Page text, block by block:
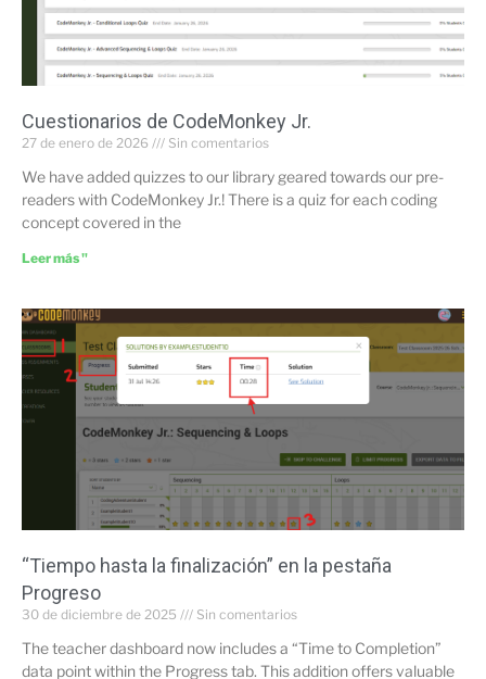
Cuestionarios de CodeMonkey Jr.
27 de enero de 2026 Sin comentarios
We have added quizzes to our library geared towards our pre-
readers with CodeMonkey Jr.! There is a quiz for each coding
concept covered in the
Leer más "
“Tiempo hasta la finalización” en la pestaña
Progreso
30 de diciembre de 2025 Sin comentarios
The teacher dashboard now includes a “Time to Completion”
data point within the Progress tab. This addition offers valuable